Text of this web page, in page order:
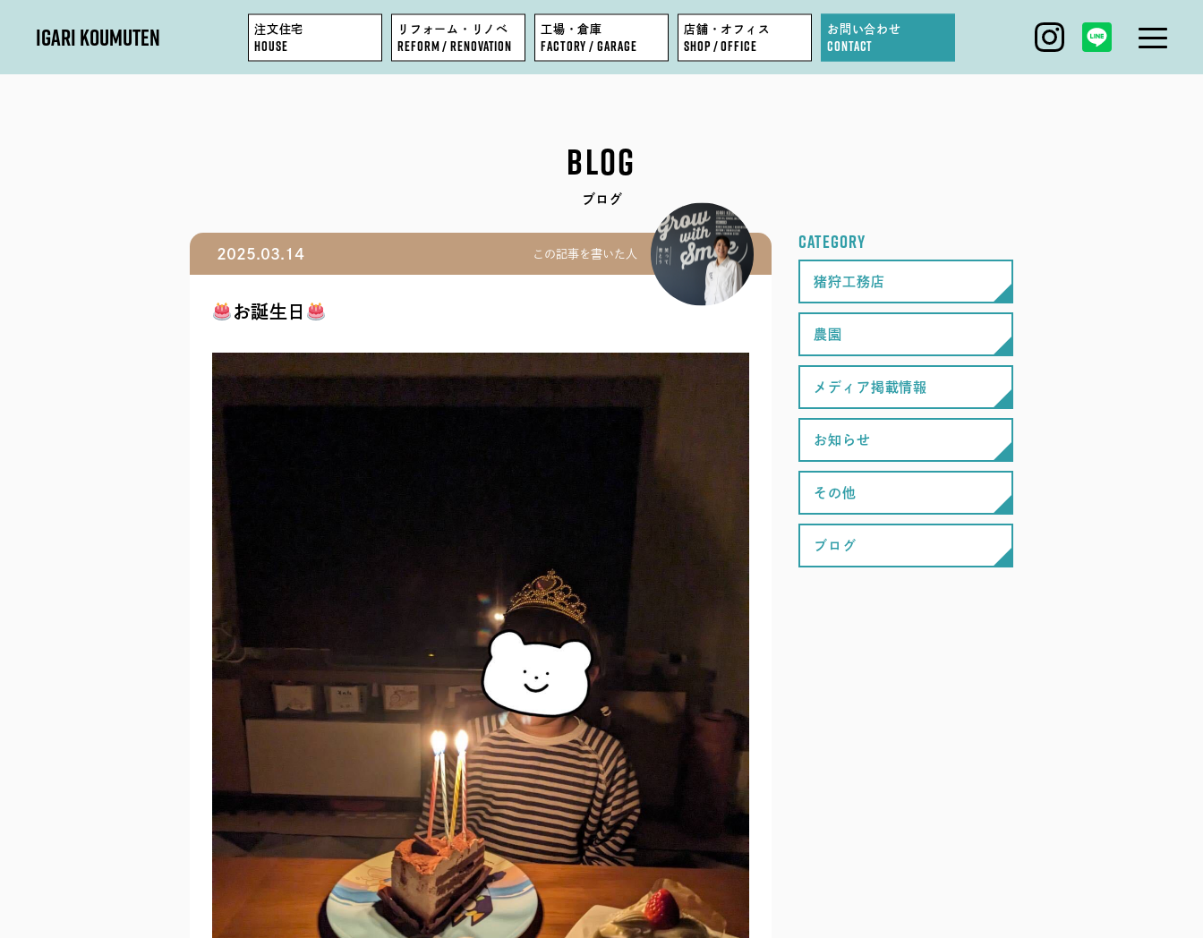
IGARI KOUMUTEN 注文住宅
HOUSE
リフォーム・リノベ
REFORM / RENOVATION
工場・倉庫
FACTORY / GARAGE
店舗・オフィス
SHOP / OFFICE
お問い合わせ
CONTACT
FACTORY / GARAGE
EVENT
SHOP / OFFICE
MODEL HOUSE
BLOG
COMPANY
STAFF
RECRUIT
SEAS0N BY MYSELF
BLOG
ブログ
2025.03.14 この記事を書いた人
お誕生日
CATEGORY
猪狩工務店
農園
メディア掲載情報
お知らせ
その他
ブログ